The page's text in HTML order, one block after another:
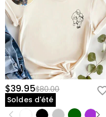
$39.95$80.00
Soldes d'été